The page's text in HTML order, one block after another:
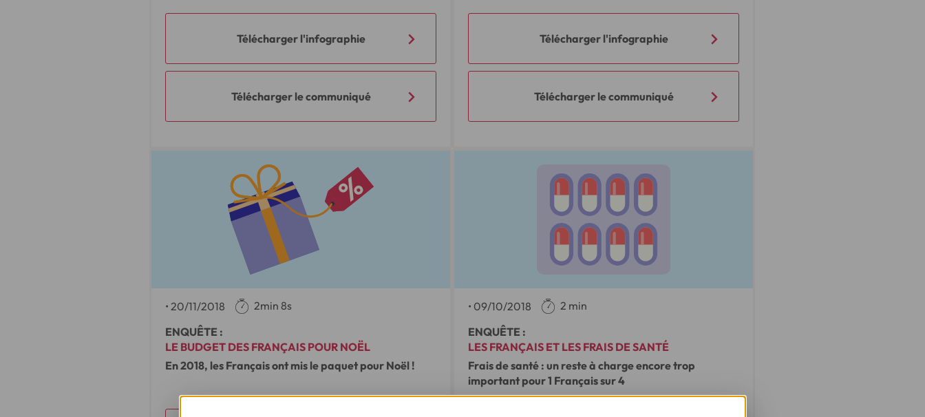
Télécharger l'infographie
Télécharger le communiqué
Télécharger l'infographie
Télécharger le communiqué
• 20/11/2018
2min 8s
ENQUÊTE :
LE BUDGET DES FRANÇAIS POUR NOËL
En 2018, les Français ont mis le paquet pour Noël !
• 09/10/2018
2 min
ENQUÊTE :
LES FRANÇAIS ET LES FRAIS DE SANTÉ
Frais de santé : un reste à charge encore trop
important pour 1 Français sur 4